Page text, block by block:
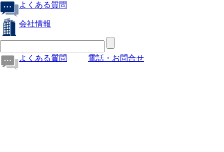
よくある質問
会社情報
よくある質問 電話・お問合せ